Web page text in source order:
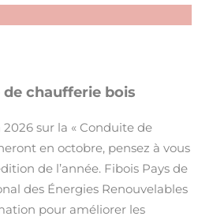
chaufferie bois
sur la « Conduite de
en octobre, pensez à vous
de l’année. Fibois Pays de
des Énergies Renouvelables
pour améliorer les